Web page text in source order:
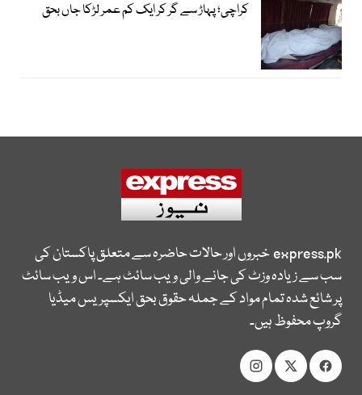
کراچی؛ پہاڑ سے گر کر ایک کم عمر لڑکا جاں بحق
express.pkخبروں اور حالات حاضرہ سے متعلق پاکستان کی
سب سے زیادہ وزٹ کی جانے والی ویب سائٹ ہے۔ اس ویب سائٹ
پر شائع شدہ تمام مواد کے جملہ حقوق بحق ایکسپریس میڈیا
گروپ محفوظ ہیں۔